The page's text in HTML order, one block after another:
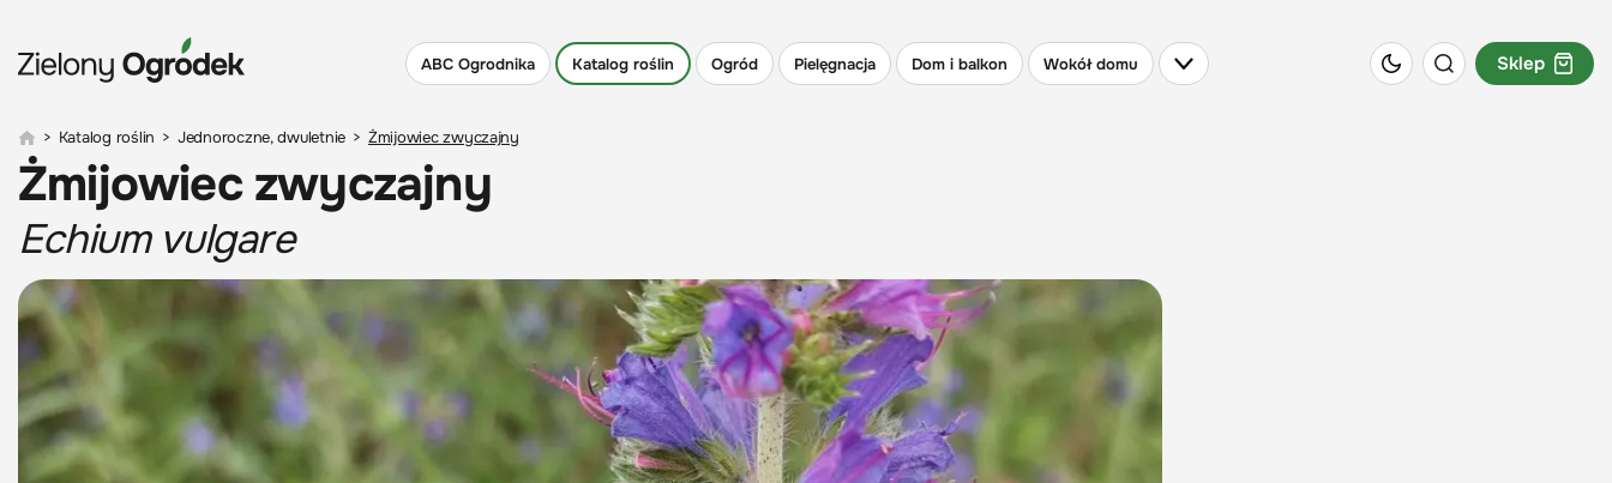
ABC Ogrodnika Katalog roślin Ogród Pielęgnacja Dom i balkon Wokół domu Sklep
> Katalog roślin > Jednoroczne, dwuletnie > Żmijowiec zwyczajny
Żmijowiec zwyczajny
Echium vulgare